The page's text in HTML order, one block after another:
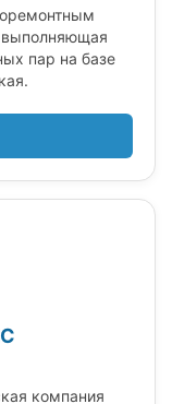
выполняющая
пар на базе
компания